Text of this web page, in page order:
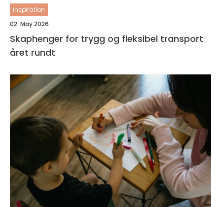
inspiration
02. May 2026
Skaphenger for trygg og fleksibel transport
året rundt